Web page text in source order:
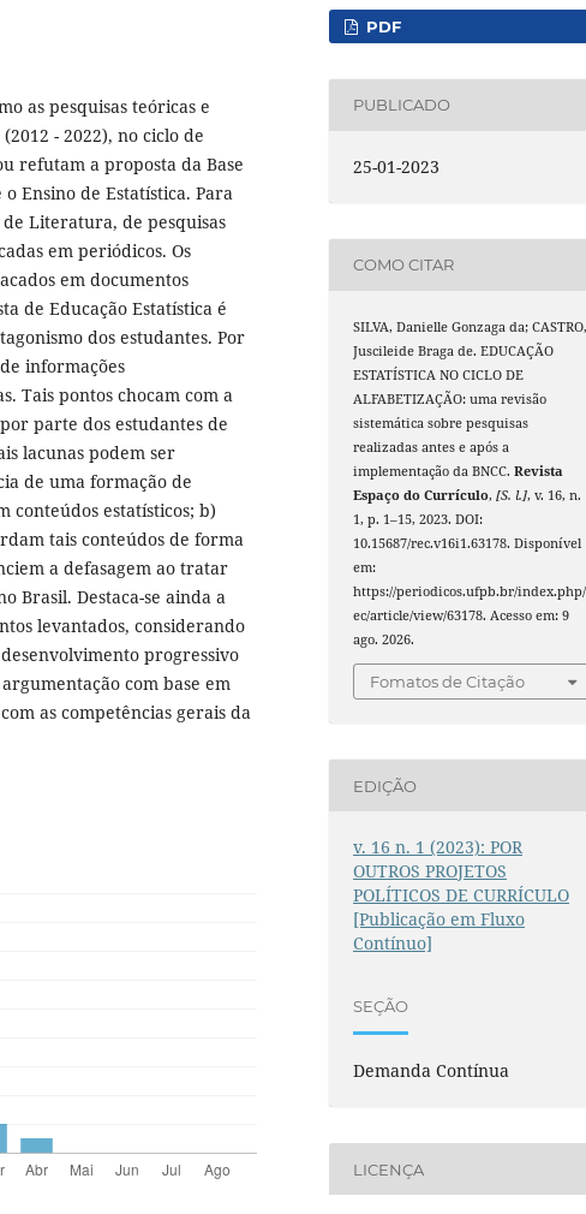
as pesquisas teóricas e
- 2022), no ciclo de
refutam a proposta da Base
Ensino de Estatística. Para
Literatura, de pesquisas
em periódicos. Os
em documentos
de Educação Estatística é
dos estudantes. Por
informações
Tais pontos chocam com a
parte dos estudantes de
lacunas podem ser
de uma formação de
conteúdos estatísticos; b)
tais conteúdos de forma
a defasagem ao tratar
Brasil. Destaca-se ainda a
levantados, considerando
progressivo
com base em
as competências gerais da
PDF
PUBLICADO
25-01-2023
COMO CITAR
SILVA, Danielle Gonzaga da; CASTRO,
Juscileide Braga de. EDUCAÇÃO
ESTATÍSTICA NO CICLO DE
ALFABETIZAÇÃO: uma revisão
sistemática sobre pesquisas
realizadas antes e após a
implementação da BNCC.Revista
Espaço do Currículo,[S. l.], v. 16, n.
1, p. 1–15, 2023. DOI:
10.15687/rec.v16i1.63178. Disponível
em:
https://periodicos.ufpb.br/
ec/article/view/63178. Acesso em: 9
ago. 2026.
Fomatos de Citação
EDIÇÃO
v. 16 n. 1 (2023): POR
OUTROS PROJETOS
POLÍTICOS DE CURRÍCULO
[Publicação em Fluxo
Contínuo]
SEÇÃO
Demanda Contínua
LICENÇA